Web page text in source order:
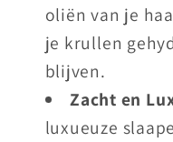
oliën van je
je krullen
blijven.
Zacht en
luxueuze